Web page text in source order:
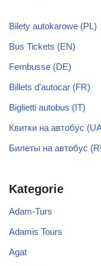
Bilety autokarowe (PL)
Bus Tickets (EN)
Fernbusse (DE)
Billets d'autocar (FR)
Biglietti autobus (IT)
Квитки на автобус
Билеты на автобус
Kategorie
Adam-Turs
Adamis Tours
Agat